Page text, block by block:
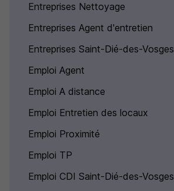
Entreprises Nettoyage
Entreprises Agent d'entretien
Entreprises Saint-Dié-des-Vosges
Emploi Agent
Emploi A distance
Emploi Entretien des locaux
Emploi Proximité
Emploi TP
Emploi CDI Saint-Dié-des-Vosges